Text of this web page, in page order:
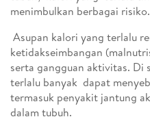
menimbulkan berbagai risiko.
Asupan kalori yang terlalu
ketidakseimbangan
serta gangguan aktivitas. Di
terlalu banyak dapat
termasuk penyakit jantung
dalam tubuh.